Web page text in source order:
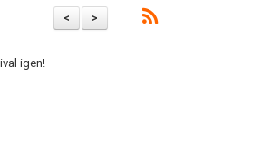
>
<
igen!